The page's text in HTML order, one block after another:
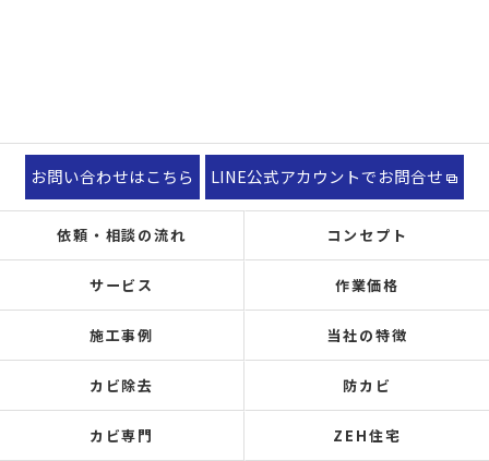
お問い合わせはこちら LINE公式アカウントでお問合せ
依頼・相談の流れ コンセプト
サービス 作業価格
施工事例 当社の特徴
カビ除去 防カビ
カビ専門 ZEH住宅